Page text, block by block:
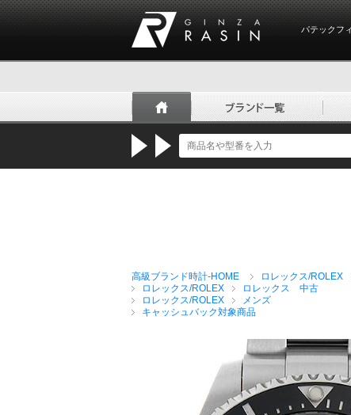
パテックフ
高級ブランド時計-HOME ロレックス/ROLEX
ロレックス/ROLEX
ロレックス 中古
ロレックス/ROLEX
メンズ
キャッシュバック対象商品